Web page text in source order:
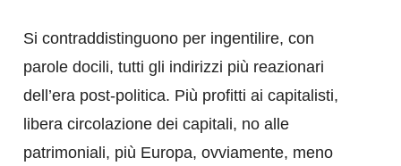
Si contraddistinguono per ingentilire, con
parole docili, tutti gli indirizzi più reazionari
dell’era post-politica. Più profitti ai capitalisti,
libera circolazione dei capitali, no alle
patrimoniali, più Europa, ovviamente, meno